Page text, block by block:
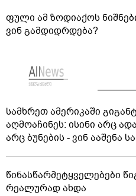
ფული ამ ზოდიაქოს
ვინ გამდიდრდება?
სამხრეთ ამერიკაში
აღმოაჩინეს: ისინი არც
არც ბუნების - ვინ ააშენა
წინასწარმეტყველებები
რეალურად ახდა